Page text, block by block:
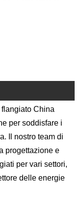
flangiato China
per soddisfare i
Il nostro team di
progettazione e
per vari settori,
delle energie